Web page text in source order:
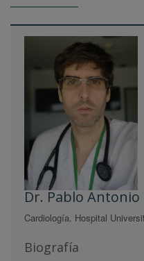
Dr. Pablo Antonio
Cardiología. Hospital
Biografía